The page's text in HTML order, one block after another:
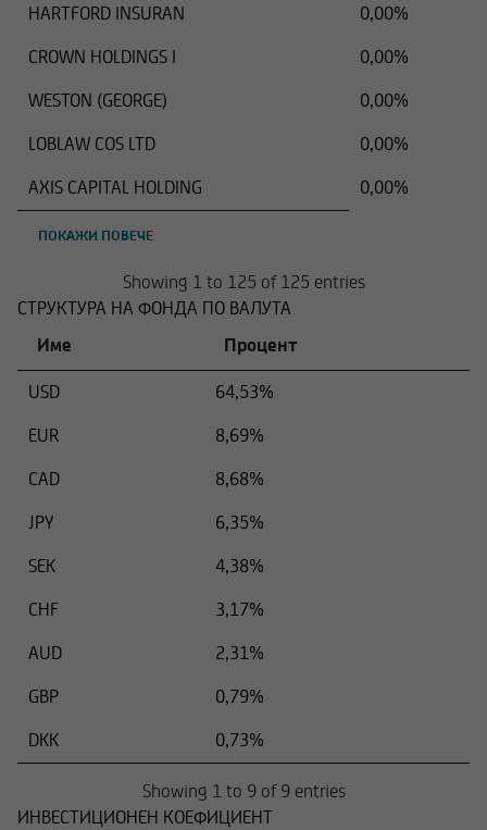
HARTFORD INSURAN
0,00%
CROWN HOLDINGS I
0,00%
WESTON (GEORGE)
0,00%
LOBLAW COS LTD
0,00%
AXIS CAPITAL HOLDING
0,00%
ПОКАЖИ ПОВЕЧЕ
Showing 1 to 125 of 125 entries
СТРУКТУРА НА ФОНДА ПО ВАЛУТА
Име
Процент
USD
64,53%
EUR
8,69%
CAD
8,68%
JPY
6,35%
SEK
4,38%
CHF
3,17%
AUD
2,31%
GBP
0,79%
DKK
0,73%
Showing 1 to 9 of 9 entries
ИНВЕСТИЦИОНЕН КОЕФИЦИЕНТ